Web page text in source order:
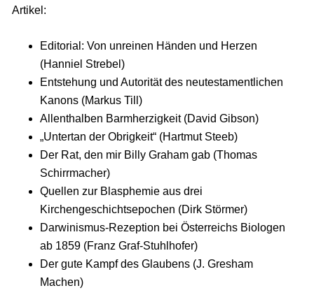
Artikel:
Editorial: Von unreinen Händen und Herzen
(Hanniel Strebel)
Entstehung und Autorität des neutestamentlichen
Kanons (Markus Till)
Allenthalben Barmherzigkeit (David Gibson)
„Untertan der Obrigkeit“ (Hartmut Steeb)
Der Rat, den mir Billy Graham gab (Thomas
Schirrmacher)
Quellen zur Blasphemie aus drei
Kirchengeschichtsepochen (Dirk Störmer)
Darwinismus-Rezeption bei Österreichs Biologen
ab 1859 (Franz Graf-Stuhlhofer)
Der gute Kampf des Glaubens (J. Gresham
Machen)